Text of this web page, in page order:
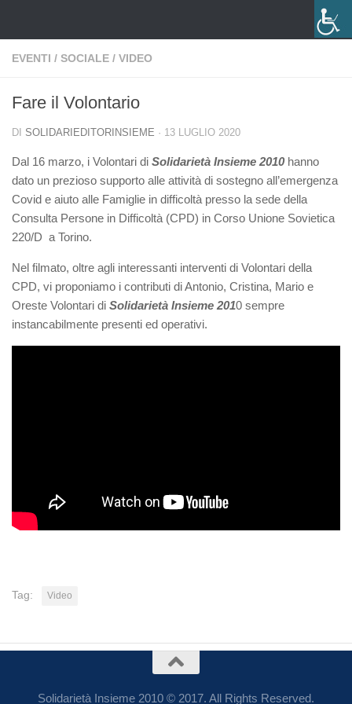
EVENTI / SOCIALE / VIDEO
Fare il Volontario
DI SOLIDARIEDITORINSIEME · 13 LUGLIO 2020
Dal 16 marzo, i Volontari di Solidarietà Insieme 2010hanno
dato un prezioso supporto alle attività di sostegno all’emergenza
Covid e aiuto alle Famiglie in difficoltà presso la sede della
Consulta Persone in Difficoltà (CPD) in Corso Unione Sovietica
220/D a Torino.
Nel filmato, oltre agli interessanti interventi di Volontari della
CPD, vi proponiamo i contributi di Antonio, Cristina, Mario e
Oreste Volontari di Solidarietà Insieme 2010 sempre
instancabilmente presenti ed operativi.
Tag: Video
Solidarietà Insieme 2010 © 2017. All Rights Reserved.